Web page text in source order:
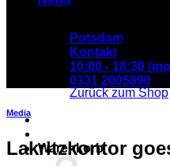
Es befinden sich
Zurück zum Shop
Warenkorb
Potsdam
Kontakt
10:00 - 18:30
0331 2005890
Media
Lakritzkontor